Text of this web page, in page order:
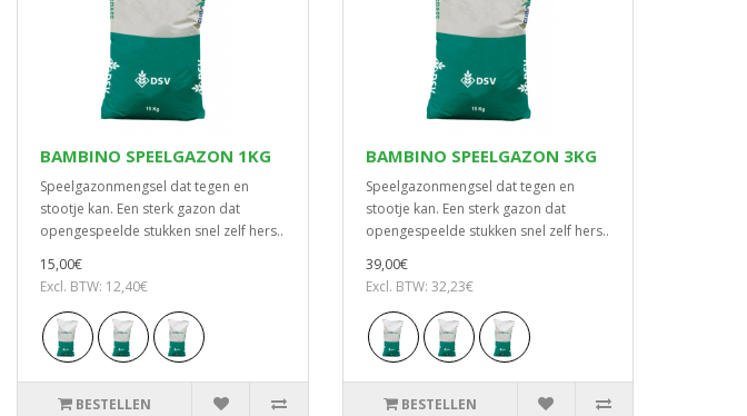
BAMBINO SPEELGAZON 1KG
Speelgazonmengsel dat tegen en
stootje kan. Een sterk gazon dat
opengespeelde stukken snel zelf hers..
15,00€
Excl. BTW: 12,40€
BESTELLEN
BAMBINO SPEELGAZON 3KG
Speelgazonmengsel dat tegen en
stootje kan. Een sterk gazon dat
opengespeelde stukken snel zelf hers..
39,00€
Excl. BTW: 32,23€
BESTELLEN